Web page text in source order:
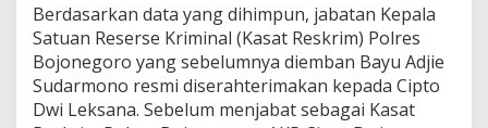
j
a
b
a
t
U
Berdasarkan data yang dihimpun, jabatan Kepala
Satuan Reserse Kriminal (Kasat Reskrim) Polres
Bojonegoro yang sebelumnya diemban Bayu Adjie
Sudarmono resmi diserahterimakan kepada Cipto
Dwi Leksana. Sebelum menjabat sebagai Kasat